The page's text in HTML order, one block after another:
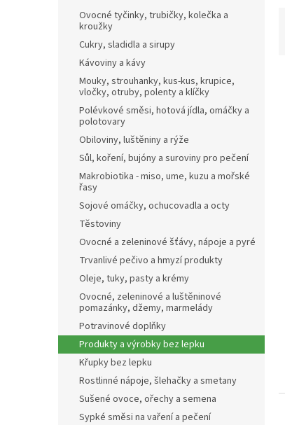
Ovocné tyčinky, trubičky, kolečka a
kroužky
Cukry, sladidla a sirupy
Kávoviny a kávy
Mouky, strouhanky, kus-kus, krupice,
vločky, otruby, polenty a klíčky
Polévkové směsi, hotová jídla, omáčky a
polotovary
Obiloviny, luštěniny a rýže
Sůl, koření, bujóny a suroviny pro pečení
Makrobiotika - miso, ume, kuzu a mořské
řasy
Sojové omáčky, ochucovadla a octy
Těstoviny
Ovocné a zeleninové šťávy, nápoje a pyré
Trvanlivé pečivo a hmyzí produkty
Oleje, tuky, pasty a krémy
Ovocné, zeleninové a luštěninové
pomazánky, džemy, marmelády
Potravinové doplňky
Produkty a výrobky bez lepku
Křupky bez lepku
Rostlinné nápoje, šlehačky a smetany
Sušené ovoce, ořechy a semena
Sypké směsi na vaření a pečení